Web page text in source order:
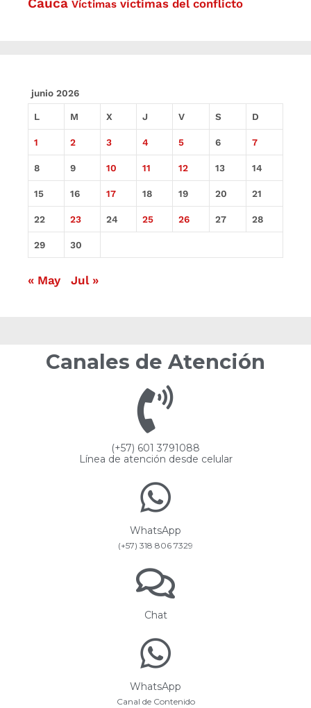
Víctimas víctimas del conflicto
junio 2026
L M X J V S D
1 2 3 4 5 6 7
8 9 10 11 12 13 14
15 16 17 18 19 20 21
22 23 24 25 26 27 28
29 30
« May Jul »
Canales de Atención
(+57) 601 3791088
Línea de atención desde celular
WhatsApp
(+57) 318 806 7329
Chat
WhatsApp
Canal de Contenido